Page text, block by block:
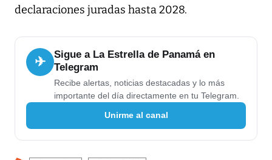
declaraciones juradas hasta 2028.
✈
Sigue a La Estrella de Panamá en
Telegram
Recibe alertas, noticias destacadas y lo más
importante del día directamente en tu Telegram.
Unirme al canal